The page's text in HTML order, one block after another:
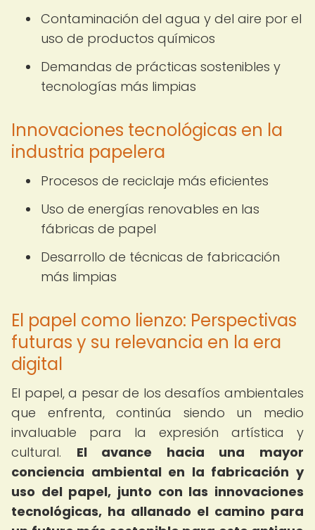
Contaminación del agua y del aire por el
uso de productos químicos
Demandas de prácticas sostenibles y
tecnologías más limpias
Innovaciones tecnológicas en la
industria papelera
Procesos de reciclaje más eficientes
Uso de energías renovables en las
fábricas de papel
Desarrollo de técnicas de fabricación
más limpias
El papel como lienzo: Perspectivas
futuras y su relevancia en la era
digital
El papel, a pesar de los desafíos ambientales
que enfrenta, continúa siendo un medio
invaluable para la expresión artística y
cultural. El avance hacia una mayor
conciencia ambiental en la fabricación y
uso del papel, junto con las innovaciones
tecnológicas, ha allanado el camino para